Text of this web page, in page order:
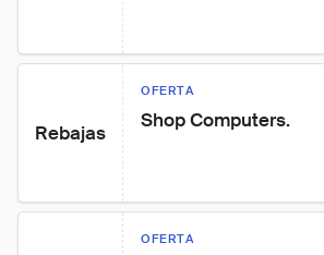
Rebajas
OFERTA
Shop Computers.
OFERTA